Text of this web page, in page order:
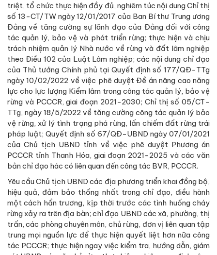
triệt, tổ chức thực hiện đầy đủ, nghiêm túc nội dung Chỉ thị
số 13-CT/TW ngày 12/01/2017 của Ban Bí thư Trung ương
Đảng về tăng cường sự lãnh đạo của Đảng đối với công
tác quản lý, bảo vệ và phát triển rừng; thực hiện và chịu
trách nhiệm quản lý Nhà nước về rừng và đất lâm nghiệp
theo Điều 102 của Luật Lâm nghiệp; các nội dung chỉ đạo
của Thủ tướng Chính phủ tại Quyết định số 177/QĐ-TTg
ngày 10/02/2022 về việc phê duyệt Đề án nâng cao năng
lực cho lực lượng Kiểm lâm trong công tác quản lý, bảo vệ
rừng và PCCCR, giai đoạn 2021-2030; Chỉ thị số 05/CT-
TTg, ngày 18/5/2022 về tăng cường công tác quản lý bảo
vệ rừng, xử lý tình trạng phá rừng, lấn chiếm đất rừng trái
pháp luật; Quyết định số 67/QĐ-UBND ngày 07/01/2021
của Chủ tịch UBND tỉnh về việc phê duyệt Phương án
PCCCR tỉnh Thanh Hóa, giai đoạn 2021-2025 và các văn
bản chỉ đạo hác có liên quan đến công tác BVR, PCCCR.
Yêu cầu Chủ tịch UBND các địa phương triển khai đồng bộ,
hiệu quả, đảm bảo thống nhất trong chỉ đạo, điều hành
một cách hẩn trương, kịp thời trước các tình huống cháy
rừng xảy ra trên địa bàn; chỉ đạo UBND các xã, phường, thị
trấn, các phòng chuyên môn, chủ rừng, đơn vị liên quan tập
trung mọi nguồn lực để thực hiện quyết liệt hơn nữa công
tác PCCCR; thực hiện ngay việc kiểm tra, hướng dẫn, giám